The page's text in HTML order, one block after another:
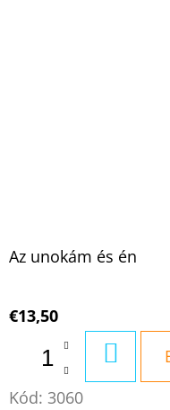
Az unokám és én
€13,50
Kód: 3060